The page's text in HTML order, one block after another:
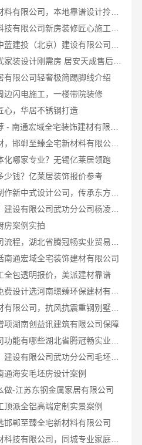
西安未央区一站式家装设计刚需房 居安天成售后完善
有限公司轻奢极简踢脚线介绍
边闪电施工，一楼带院装修
心，华居不锈钢打造
智慧定制抗菌板材，邯郸至臻全宅新材料有限公司引领新潮流
化哪家专业？无锡亿莱居领跑
少钱？亿莱居装饰报价参考
中蓝建投（北京）建设有限公司武功分公司杨凌全包装修十大品牌
房案例实拍
南通宏域全宅装饰建材有限公司
全包透明报价，美派建材靠谱
云南晟构建筑建材有限公司，抗风抗震重钢别墅推荐
项湖南创益讯建筑有限公司保障
中蓝建投（北京）建设有限公司武功分公司毛坯房半包装修新中式
通海安毛坯房设计案例
做-江苏东钢金属家居有限公司
顶派全铝高端定制实景案例
邯郸至臻全宅新材料有限公司
嘉兴绿色之家建材科技有限公司，同城专业家庭装修机构优质